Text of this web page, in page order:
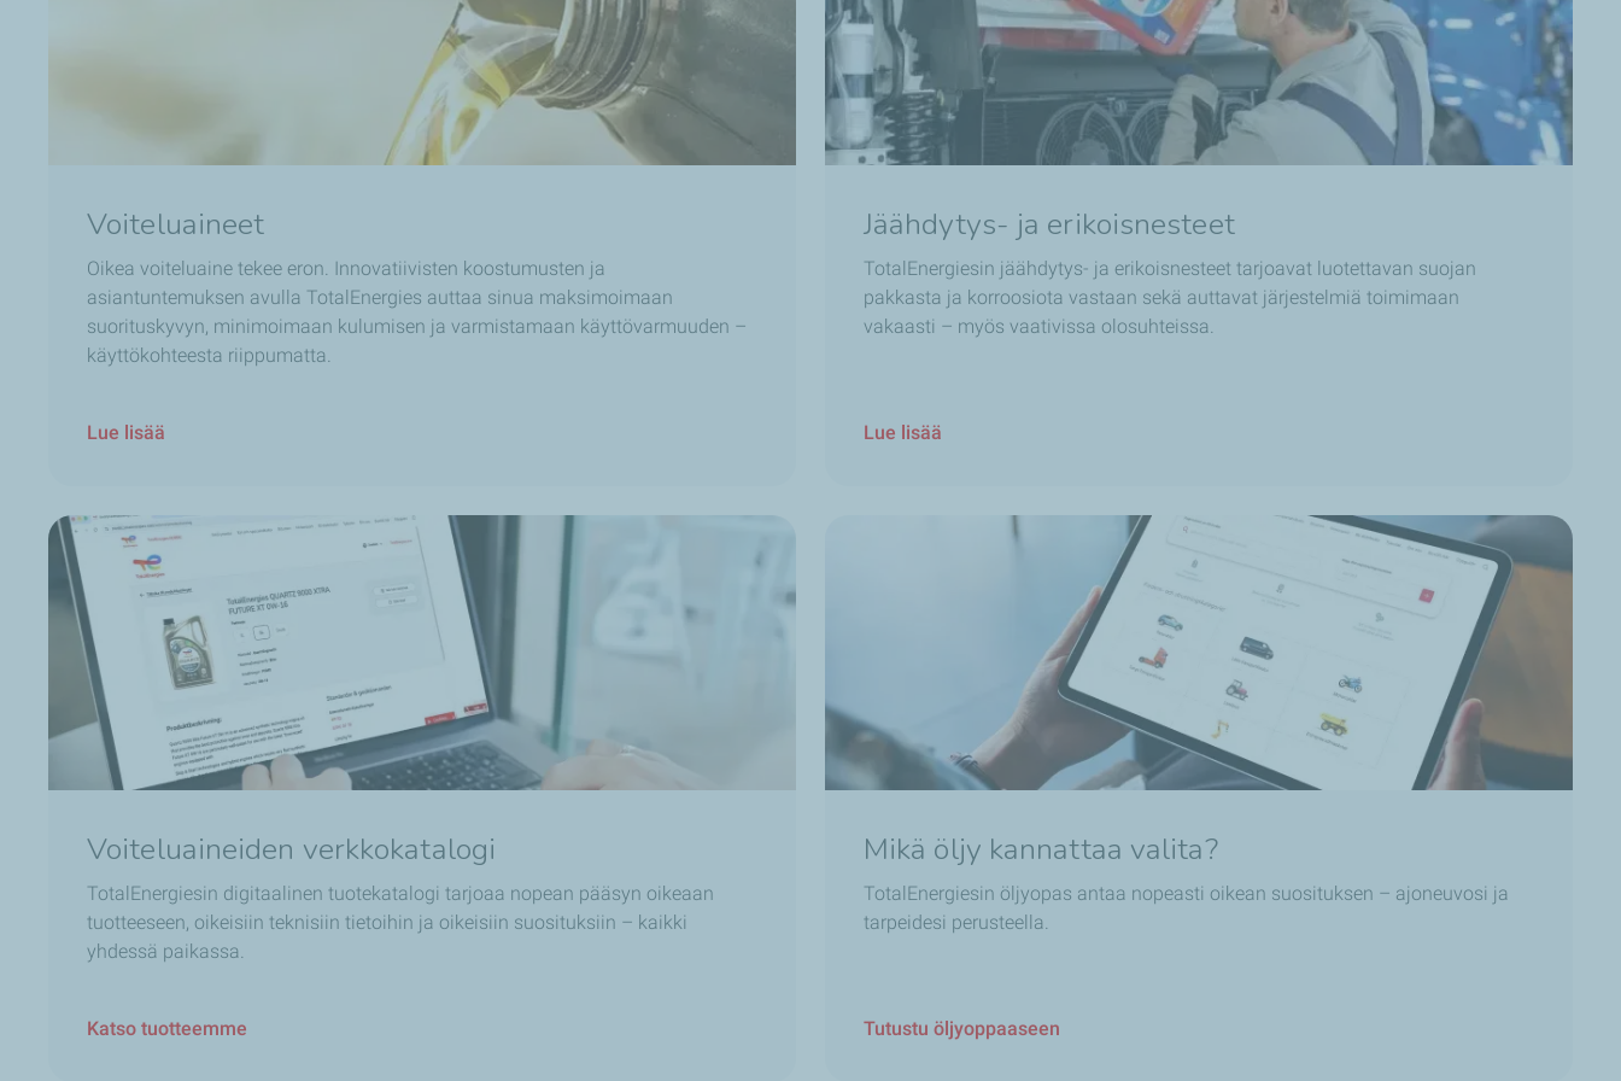
Voiteluaineet
Oikea voiteluaine tekee eron. Innovatiivisten koostumusten ja
asiantuntemuksen avulla TotalEnergies auttaa sinua maksimoimaan
suorituskyvyn, minimoimaan kulumisen ja varmistamaan käyttövarmuuden –
käyttökohteesta riippumatta.
Lue lisää
Jäähdytys- ja erikoisnesteet
TotalEnergiesin jäähdytys- ja erikoisnesteet tarjoavat luotettavan suojan
pakkasta ja korroosiota vastaan sekä auttavat järjestelmiä toimimaan
vakaasti – myös vaativissa olosuhteissa.
Lue lisää
Voiteluaineiden verkkokatalogi
TotalEnergiesin digitaalinen tuotekatalogi tarjoaa nopean pääsyn oikeaan
tuotteeseen, oikeisiin teknisiin tietoihin ja oikeisiin suosituksiin – kaikki
yhdessä paikassa.
Katso tuotteemme
Mikä öljy kannattaa valita?
TotalEnergiesin öljyopas antaa nopeasti oikean suosituksen – ajoneuvosi ja
tarpeidesi perusteella.
Tutustu öljyoppaaseen